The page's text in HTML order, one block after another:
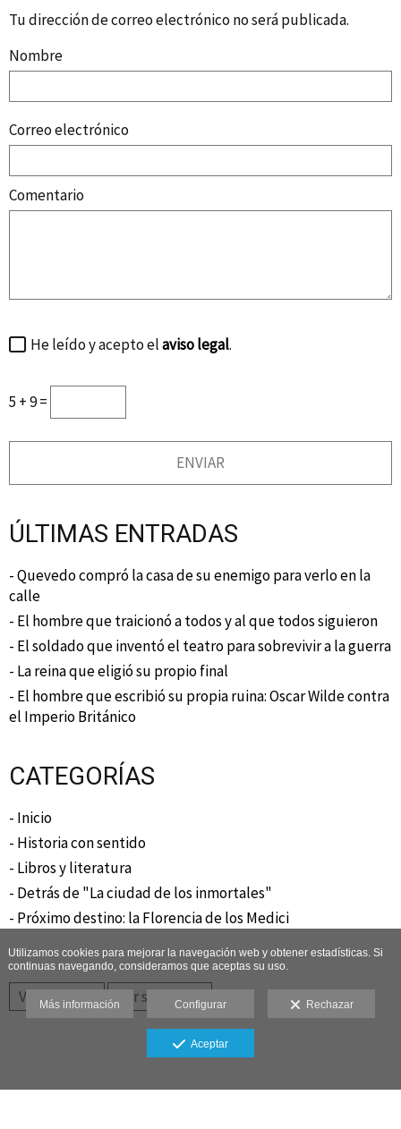
Tu dirección de correo electrónico no será publicada.
Nombre
Correo electrónico
Comentario
He leído y acepto elaviso legal.
5 + 9 =
ÚLTIMAS ENTRADAS
- Quevedo compró la casa de su enemigo para verlo en la
calle
- El hombre que traicionó a todos y al que todos siguieron
- El soldado que inventó el teatro para sobrevivir a la guerra
- La reina que eligió su propio final
- El hombre que escribió su propia ruina: Oscar Wilde contra
el Imperio Británico
CATEGORÍAS
- Inicio
- Historia con sentido
- Libros y literatura
- Detrás de "La ciudad de los inmortales"
- Próximo destino: la Florencia de los Medici
Ver anterior Ver siguiente
Utilizamos cookies para mejorar la navegación web y obtener estadísticas. Si
continuas navegando, consideramos que aceptas su uso.
Más información Configurar Rechazar
Aceptar